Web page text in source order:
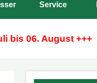
Service
bis 06. August +++